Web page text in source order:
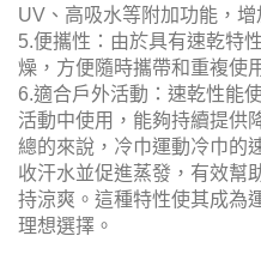
感。當感覺溫度上升時，只
活冷感效果。
4.多功能性：一些冷巾產品
UV、高吸水等附加功能，
5.便攜性：由於具有速乾特
燥，方便隨時攜帶和重複使
6.適合戶外活動：速乾性能
活動中使用，能夠持續提供
總的來說，冷巾運動冷巾的